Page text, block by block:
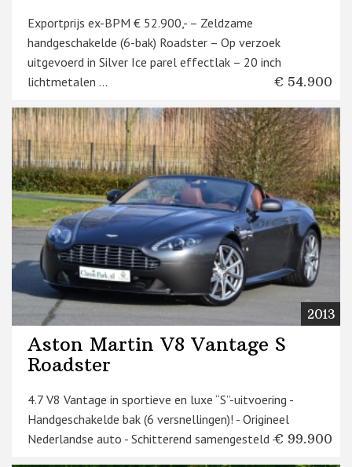
Exportprijs ex-BPM € 52.900,- – Zeldzame
handgeschakelde (6-bak) Roadster – Op verzoek
uitgevoerd in Silver Ice parel effectlak – 20 inch
lichtmetalen ...
€ 54.900
2013
Aston Martin V8 Vantage S
Roadster
4.7 V8 Vantage in sportieve en luxe “S”-uitvoering -
Handgeschakelde bak (6 versnellingen)! - Origineel
Nederlandse auto - Schitterend samengesteld - ...€ 99.900